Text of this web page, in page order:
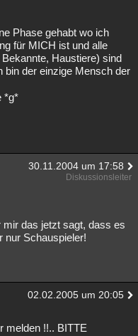
Phase gehabt wo ich
für MICH ist und alle
Haustiere) sind
bin der einzige Mensch der
*g*
30.11.2004 um 17:58
Diskussionsleiter
das jetzt sagt, dass es
nur Schauspieler!
02.02.2005 um 20:05
melden !!.. BITTE